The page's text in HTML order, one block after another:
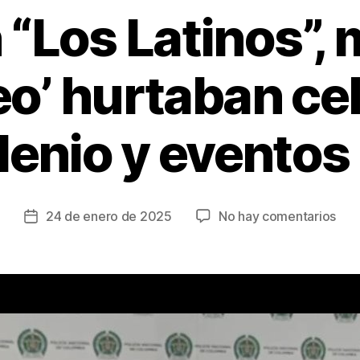
Latinos”,
hurtaban
y
Fecha
entrada
24 de enero de 2025 No hay comentariosen